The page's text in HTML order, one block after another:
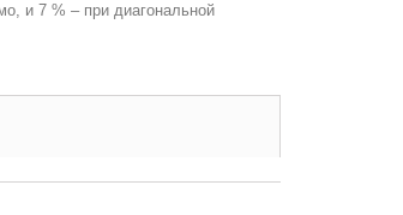
и 7 % – при диагональной